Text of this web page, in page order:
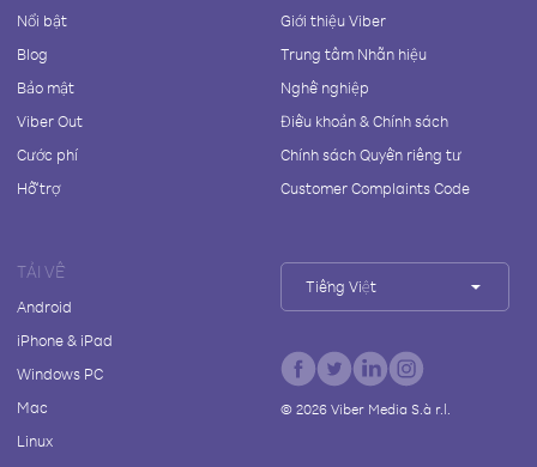
Nổi bật
Blog
Bảo mật
Viber Out
Cước phí
Hỗ trợ
Giới thiệu Viber
Trung tâm Nhãn hiệu
Nghề nghiệp
Điều khoản & Chính sách
Chính sách Quyền riêng tư
Customer Complaints Code
TẢI VỀ
Android
iPhone & iPad
Windows PC
Mac
Linux
Tiếng Việt
© 2026Viber Media S.à r.l.